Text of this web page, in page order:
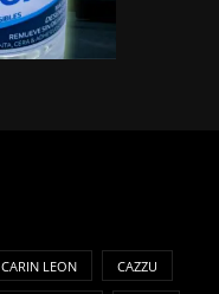
CARIN LEON CAZZU